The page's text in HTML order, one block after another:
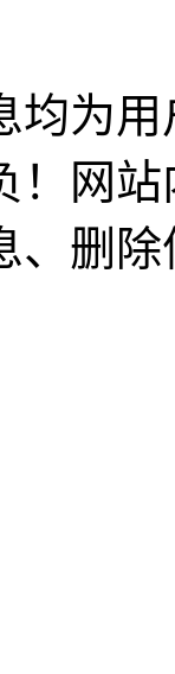
均为
！网
、删